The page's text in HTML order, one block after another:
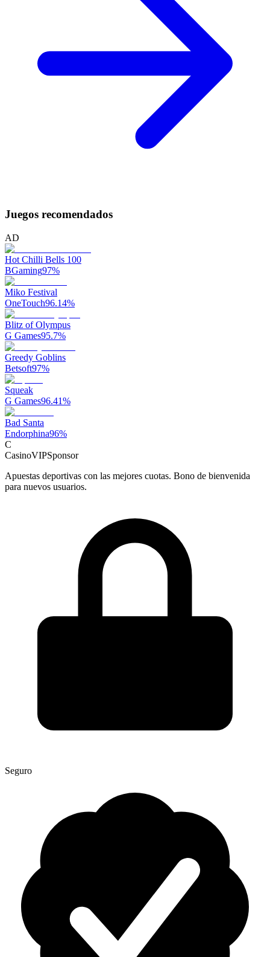
Juegos recomendados
AD
Hot Chilli Bells 100
BGaming97%
Miko Festival
OneTouch96.14%
Blitz of Olympus
G Games95.7%
Greedy Goblins
Betsoft97%
Squeak
G Games96.41%
Bad Santa
Endorphina96%
C
CasinoVIPSponsor
Apuestas deportivas con las mejores cuotas. Bono de bienvenida
para nuevos usuarios.
Seguro